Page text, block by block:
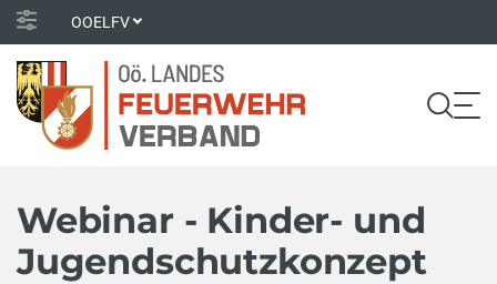
OOELFV
Webinar - Kinder- und
Jugendschutzkonzept